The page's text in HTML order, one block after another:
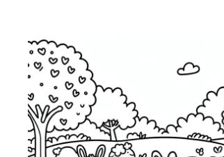
i
c
a
t
i
o
n